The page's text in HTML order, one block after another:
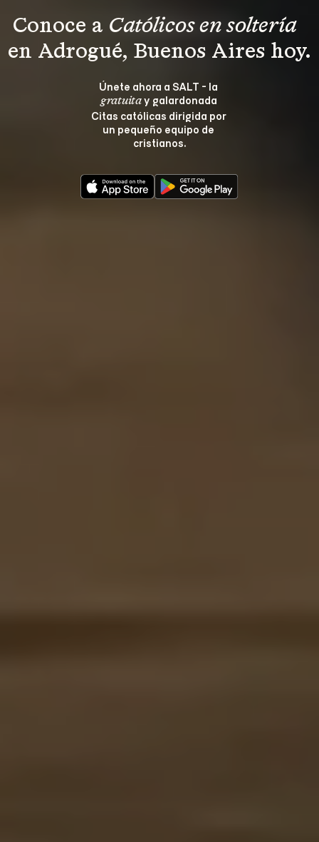
Conoce a Católicos en soltería
en Adrogué, Buenos Aires hoy.
Únete ahora a SALT - la
gratuita y galardonada
Citas católicas dirigida por
un pequeño equipo de
cristianos.